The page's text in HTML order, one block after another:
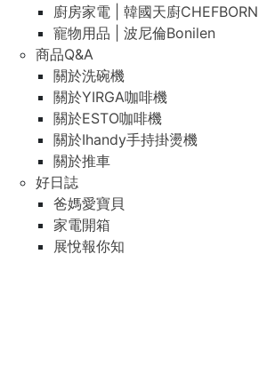
廚房家電 | 韓國天廚CHEFBORN
寵物用品 | 波尼倫Bonilen
商品Q&A
關於洗碗機
關於YIRGA咖啡機
關於ESTO咖啡機
關於Ihandy手持掛燙機
關於推車
好日誌
爸媽愛寶貝
家電開箱
展悅報你知